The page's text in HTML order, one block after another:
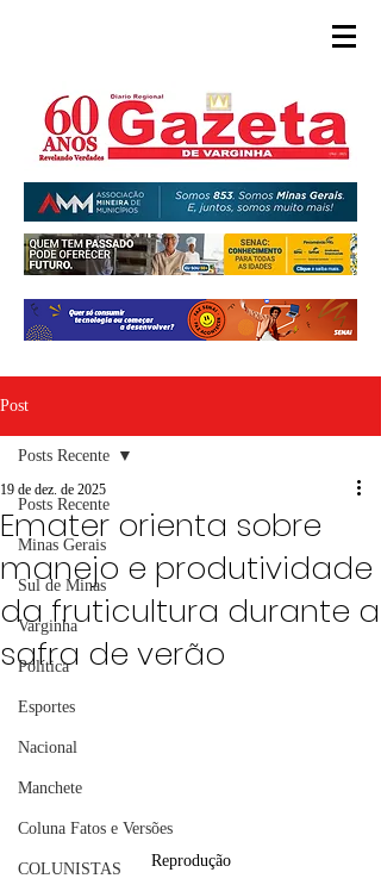
Post
Posts Recente
Minas Gerais
Sul de Minas
Varginha
Política
Esportes
Nacional
Manchete
Coluna Fatos e Versões
COLUNISTAS
Posts Recente
Emater orienta sobre
manejo e produtividade
da fruticultura durante a
safra de verão
19 de dez. de 2025
Reprodução